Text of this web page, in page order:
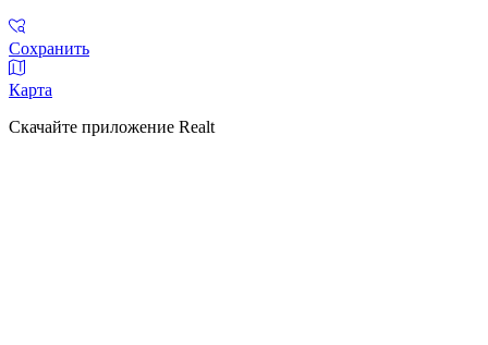
Сохранить
Карта
Скачайте приложение Realt